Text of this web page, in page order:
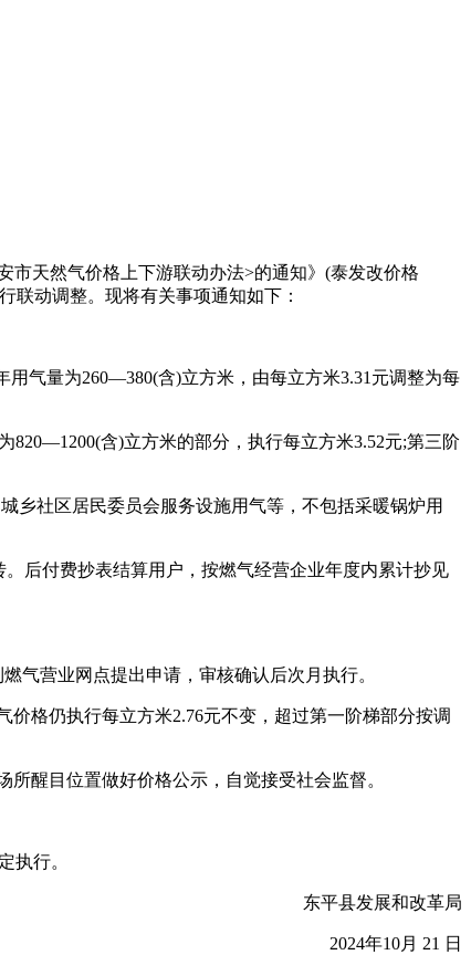
天然气价格上下游联动办法>的通知》(泰发改价格
联动调整。现将有关事项通知如下：
气量为260—380(含)立方米，由每立方米3.31元调整为每
含)立方米的部分，执行每立方米3.52元;第三阶
社区居民委员会服务设施用气等，不包括采暖锅炉用
后付费抄表结算用户，按燃气经营企业年度内累计抄见
营业网点提出申请，审核确认后次月执行。
格仍执行每立方米2.76元不变，超过第一阶梯部分按调
醒目位置做好价格公示，自觉接受社会监督。
执行。
东平县发展和改革局
2024年10月 21 日